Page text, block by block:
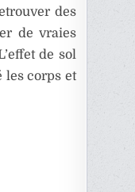
des
de vraies
de sol
les corps et